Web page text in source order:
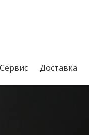
Сервис Доставка